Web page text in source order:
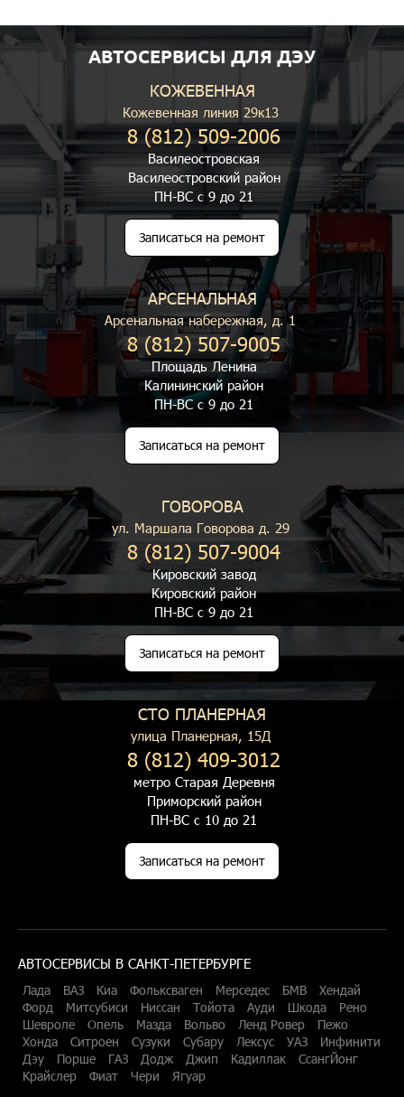
АВТОСЕРВИСЫ ДЛЯ ДЭУ
КОЖЕВЕННАЯ
Кожевенная линия 29к13
8 (812) 509-2006
Василеостровская
Василеостровский район
ПН-ВС с 9 до 21
Записаться на ремонт
АРСЕНАЛЬНАЯ
Арсенальная набережная, д. 1
8 (812) 507-9005
Площадь Ленина
Калининский район
ПН-ВС с 9 до 21
Записаться на ремонт
ГОВОРОВА
ул. Маршала Говорова д. 29
8 (812) 507-9004
Кировский завод
Кировский район
ПН-ВС с 9 до 21
Записаться на ремонт
СТО ПЛАНЕРНАЯ
улица Планерная, 15Д
8 (812) 409-3012
метро Старая Деревня
Приморский район
ПН-ВС с 10 до 21
Записаться на ремонт
АВТОСЕРВИСЫ В САНКТ-ПЕТЕРБУРГЕ
Лада ВАЗ Киа Фольксваген Мерседес БМВ
Хендай
Форд
Митсубиси Ниссан Тойота Ауди Шкода
Рено
Шевроле
Опель Мазда Вольво Ленд Ровер
Пежо
Хонда
Ситроен Сузуки Субару Лексус УАЗ
Инфинити
Дэу
Порше ГАЗ Додж Джип Кадиллак
СсангЙонг
Крайслер
Фиат Чери Ягуар